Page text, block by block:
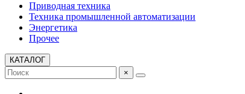
Приводная техника
Техника промышленной автоматизации
Энергетика
Прочее
КАТАЛОГ
×